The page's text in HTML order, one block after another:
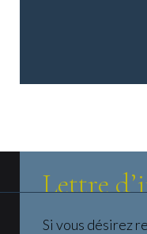
Lettre
Si vous désirez